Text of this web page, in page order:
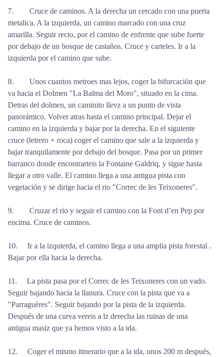
7. Cruce de caminos. A la derecha un cercado con una puerta
metalica. A la izquierda, un camino marcado con una cruz
amarilla. Seguir recto, por el camino de enfrente que sube fuerte
por debajo de un bosque de castaños. Cruce y carteles. Ir a la
izquierda por el camino que sube.
8. Unos cuantos metroes mas lejos, coger la bifurcación que
va hacia el Dolmen "La Balma del Moro", situado en la cima.
Detras del dolmen, un caminito llevz a un punto de vista
panorámico. Volver atras hasta el camino principal. Dejar el
camino en la izquierda y bajar por la derecha. En el siguiente
cruce (letrero + roca) coger el camino que sale a la izquierda y
bajar tranquilamente por debajo del bosque. Pasa por un primer
barranco donde encontrarteis la Fontaine Galdriq, y sigue hasta
llegar a otro valle. El camino llega a una antigua pista con
vegetación y se dirige hacia el rio "Correc de les Teixoneres".
9. Cruzar el rio y seguir el camino con la Font d’en Pep por
encima. Cruce de caminos.
10. Ir a la izquierda, el camino llega a una amplia pista forestal .
Bajar por ella hacia la derecha.
11. La pista pasa por el Correc de les Teixoneres con un vado.
Seguir bajando hacia la llanura. Cruce con la pista que va a
"Parraguères". Seguir bajando por la pista de la izquierda.
Después de una curva vereis a lz derecha las ruinas de una
antigua masiz que ya hemos visto a la ida.
12. Coger el mismo itinerario que a la ida, unos 200 m después,